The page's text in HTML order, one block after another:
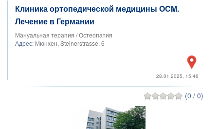
Клиника ортопедической медицины OCM.
Лечение в Германии
Мануальная терапия / Остеопатия
Адрес: Мюнхен, Steinerstrasse, 6
28.01.2025, 15:46
(0 / 0)